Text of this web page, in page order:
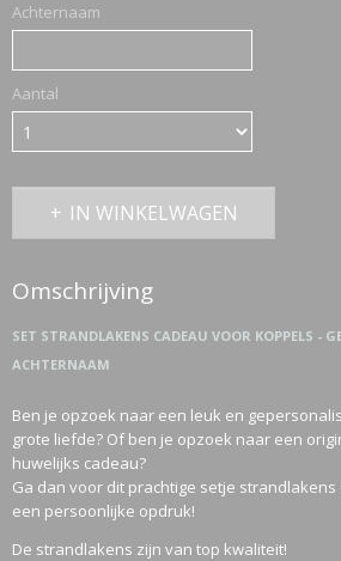
Achternaam
Aantal
IN WINKELWAGEN
Omschrijving
SET STRANDLAKENS CADEAU VOOR KOPPELS -
ACHTERNAAM
Ben je opzoek naar een leuk en
grote liefde? Of ben je opzoek naar een
huwelijks cadeau?
Ga dan voor dit prachtige setje
een persoonlijke opdruk!
De strandlakens zijn van top kwaliteit!